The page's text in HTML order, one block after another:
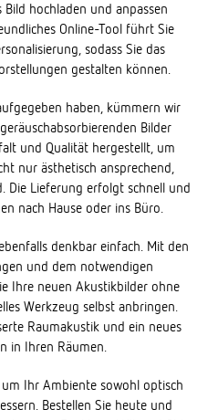
hochladen und anpassen
Online-Tool führt Sie
sodass Sie das
gestalten können.
haben, kümmern wir
Bilder
und Qualität hergestellt, um
nur ästhetisch ansprechend,
Die Lieferung erfolgt schnell und
nach Hause oder ins Büro.
denkbar einfach. Mit den
und dem notwendigen
Ihre neuen Akustikbilder ohne
Werkzeug selbst anbringen.
Raumakustik und ein neues
in Ihren Räumen.
Ihr Ambiente sowohl optisch
Bestellen Sie heute und